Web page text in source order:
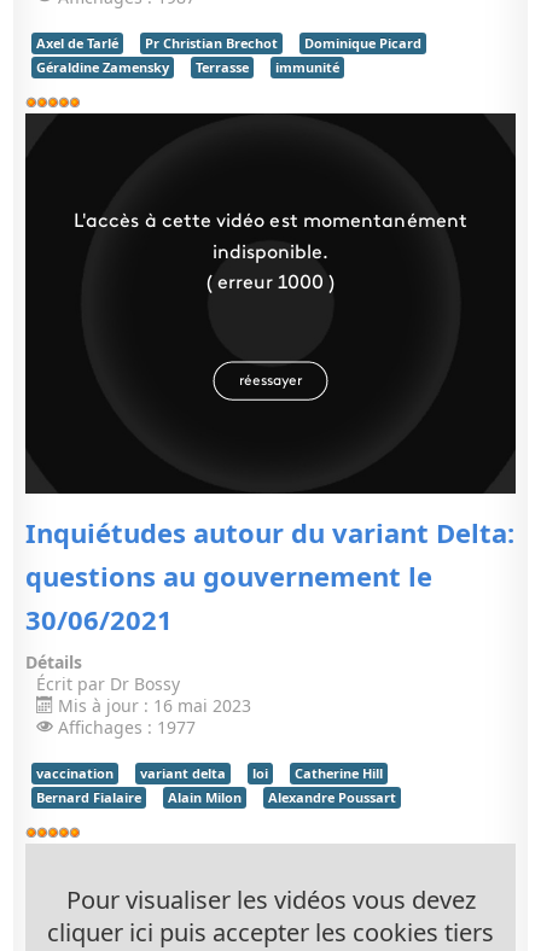
Axel de Tarlé Pr Christian Brechot
Dominique Picard
Géraldine Zamensky
Terrasse immunité
Vote
utilisateur:
Inquiétudes autour du variant Delta:
questions au gouvernement le
30/06/2021
Détails
Écrit par Dr Bossy
Mis à jour : 16 mai 2023
Affichages : 1977
vaccination variant delta loi
Catherine Hill
Bernard Fialaire
Alain Milon Alexandre Poussart
Vote
Pour visualiser les vidéos vous devez
cliquer ici puis accepter les cookies tiers